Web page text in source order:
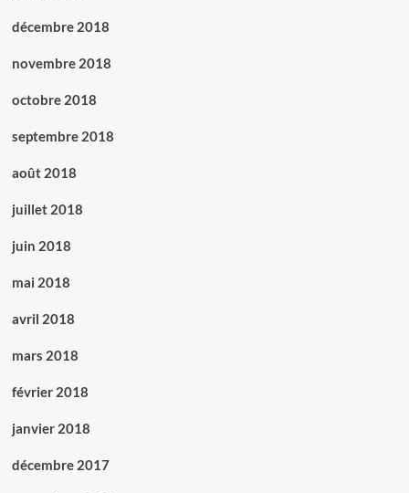
décembre 2018
novembre 2018
octobre 2018
septembre 2018
août 2018
juillet 2018
juin 2018
mai 2018
avril 2018
mars 2018
février 2018
janvier 2018
décembre 2017